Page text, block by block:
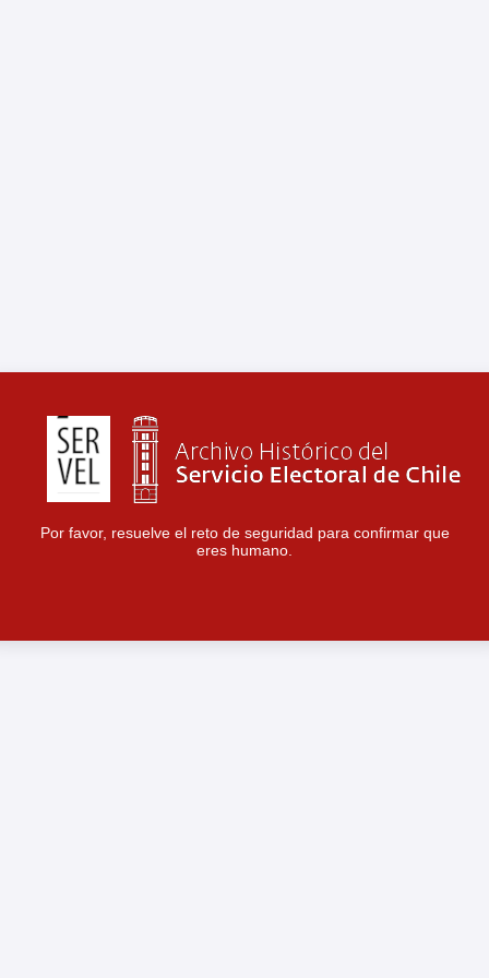
Por favor, resuelve el reto de seguridad para confirmar que
eres humano.